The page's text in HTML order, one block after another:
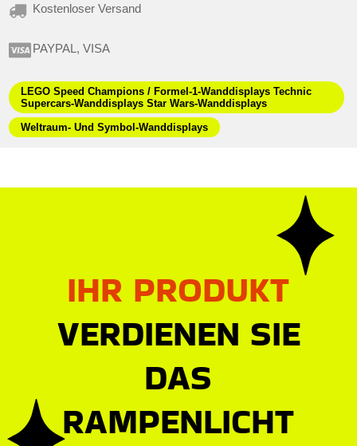
Kostenloser Versand
PAYPAL, VISA
LEGO Speed ​​Champions / Formel-1-Wanddisplays Technic
Supercars-Wanddisplays Star Wars-Wanddisplays
Weltraum- Und Symbol-Wanddisplays
IHR PRODUKT
VERDIENEN SIE
DAS
RAMPENLICHT